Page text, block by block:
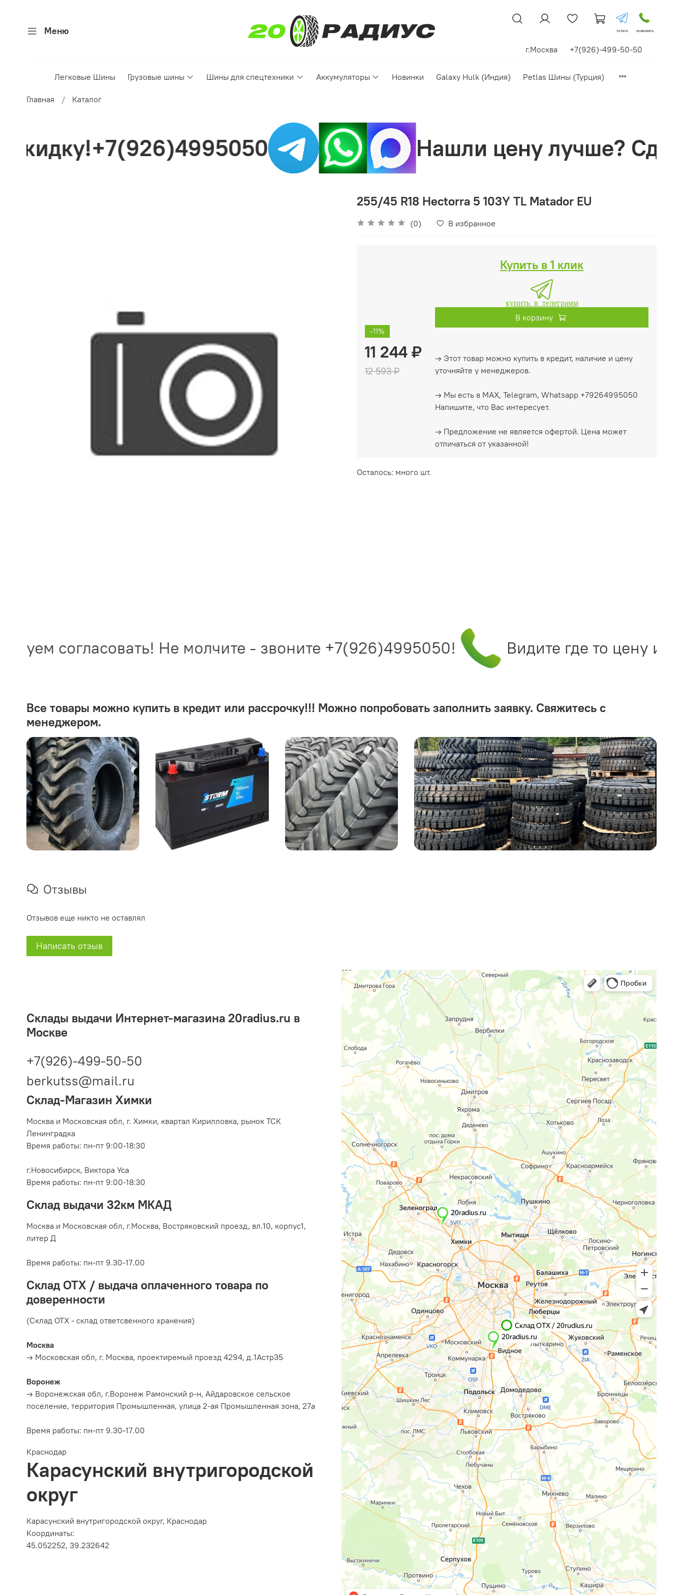
Меню телега позвонить
г.Москва +7(926)-499-50-50
Легковые Шины Грузовые шины Шины для спецтехники Аккумуляторы Новинки Galaxy Hulk (Индия) Petlas Шины (Турция)
Главная Каталог
Нашли цену лучше? Сделаем
255/45 R18 Hectorra 5 103Y TL Matador EU
(0) В избранное
-11%
11 244 ₽
12 593 ₽
Купить в 1 клик
купить в телеграмм
В корзину
→ Этот товар можно купить в кредит, наличие и цену
уточняйте у менеджеров.
→ Мы есть в MAX, Telegram, Whatsapp +79264995050
Напишите, что Вас интересует.
→ Предложение не является офертой. Цена может
отличаться от указанной!
Осталось: много шт.
согласовать! Не молчите - звоните +7(926)4995050! Видите где то цену
Все товары можно купить в кредит или рассрочку!!! Можно попробовать заполнить заявку. Свяжитесь с
менеджером.
Отзывы
Отзывов еще никто не оставлял
Написать отзыв
Склады выдачи Интернет-магазина 20radius.ru в
Москве
+7(926)-499-50-50
berkutss@mail.ru
Склад-Магазин Химки
Москва и Московская обл, г. Химки, квартал Кирилловка, рынок ТСК
Ленинградка
Время работы: пн-пт 9:00-18:30
г.Новосибирск, Виктора Уса
Время работы: пн-пт 9:00-18:30
Склад выдачи 32км МКАД
Москва и Московская обл, г.Москва, Востряковский проезд, вл.10, корпус1,
литер Д
Время работы: пн-пт 9.30-17.00
Склад ОТХ / выдача оплаченного товара по
доверенности
(Склад ОТХ - склад ответсвенного хранения)
Москва
→ Московская обл, г. Москва, проектиремый проезд 4294, д.1Астр35
Воронеж
→ Воронежская обл, г.Воронеж Рамонский р-н, Айдаровское сельское
поселение, территория Промышленная, улица 2-ая Промышленная зона, 27а
Время работы: пн-пт 9.30-17.00
Краснодар
Карасунский внутригородской
округ
Карасунский внутригородской округ, Краснодар
Координаты:
45.052252, 39.232642